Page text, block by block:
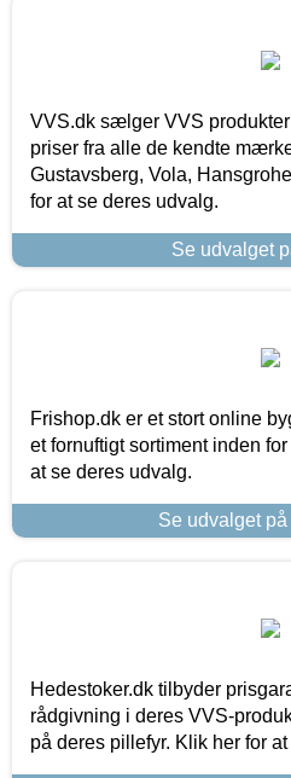
VVS.dk sælger VVS
priser fra alle de kendte
Gustavsberg, Vola,
for at se deres udvalg.
Se udvalget
Frishop.dk er et stort online
et fornuftigt sortiment inden
at se deres udvalg.
Se udvalget
Hedestoker.dk tilbyder
rådgivning i deres VVS-
på deres pillefyr. Klik her for